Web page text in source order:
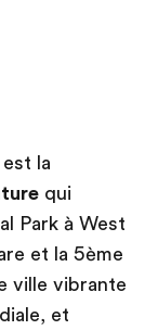
la
qui
Park à West
et la 5ème
ville vibrante
et